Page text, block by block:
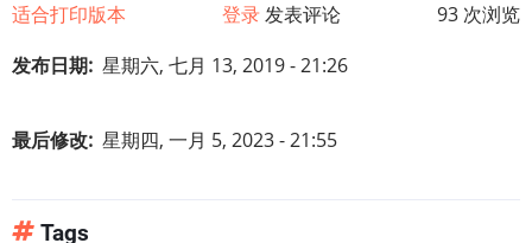
适合打印版本 登录发表评论
93 次浏览
发布日期 星期六, 七月 13, 2019 - 21:26
最后修改 星期四, 一月 5, 2023 - 21:55
Tags